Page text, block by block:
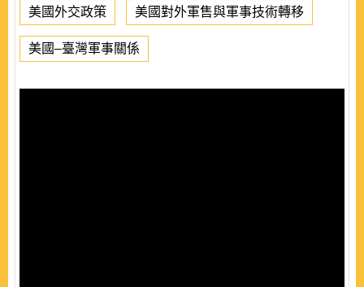
美國外交政策 美國對外軍售與軍事技術轉移
美國–臺灣軍事關係